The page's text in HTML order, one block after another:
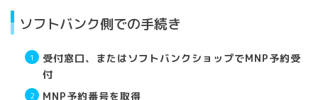
ソフトバンク側での手続き
受付窓口、またはソフトバンクショップでMNP予約受
付
MNP予約番号を取得